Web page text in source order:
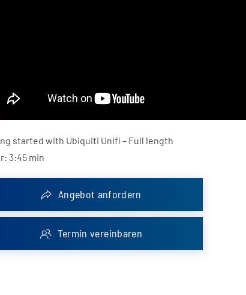
started with Ubiquiti Unifi – Full length
3:45 min
Angebot anfordern
Termin vereinbaren